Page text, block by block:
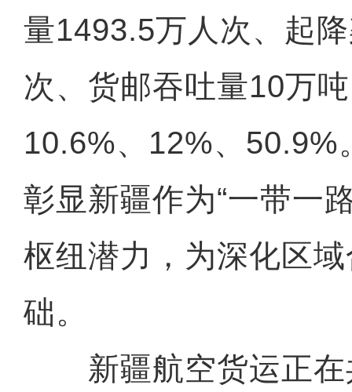
量1493.5万人次、起
次、货邮吞吐量10万
10.6%、12%、50.9%
彰显新疆作为“一带一
枢纽潜力，为深化区
础。
新疆航空货运正在